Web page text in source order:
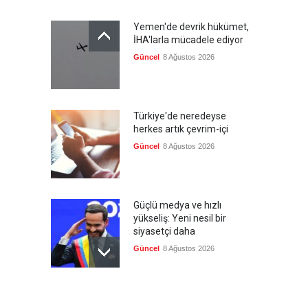
Yemen'de devrik hükümet,
İHA'larla mücadele ediyor
Güncel 8 Ağustos 2026
Türkiye'de neredeyse
herkes artık çevrim-içi
Güncel 8 Ağustos 2026
Güçlü medya ve hızlı
yükseliş: Yeni nesil bir
siyasetçi daha
Güncel 8 Ağustos 2026